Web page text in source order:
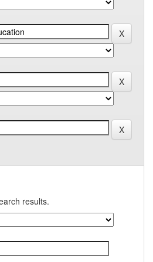
results.